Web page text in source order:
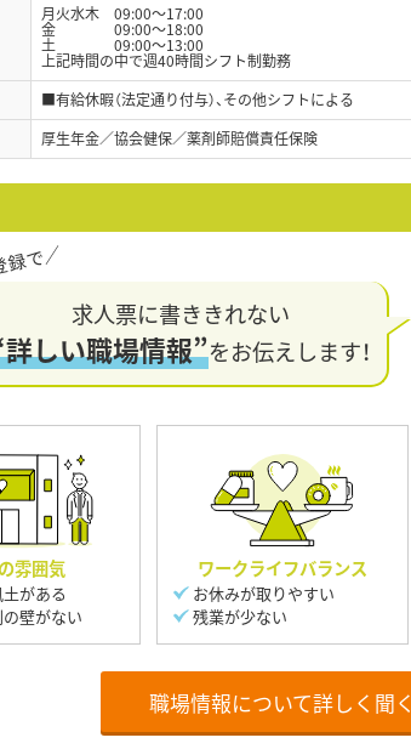
月火水木 09:00～17:00
金 09:00～18:00
土 09:00～13:00
上記時間の中で週40時間シフト制勤務
■有給休暇（法定通り付与）、その他シフトによる
厚生年金／協会健保／薬剤師賠償責任保険
求人票に書ききれない
しい職場情報”をお伝えします！
雰囲気
がある
壁がない
ワークライフバランス
お休みが取りやすい
残業が少ない
職場情報について詳しく聞く